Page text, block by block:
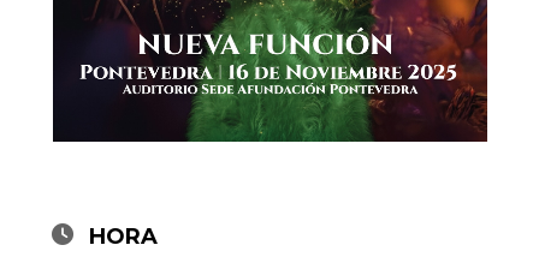
HORA